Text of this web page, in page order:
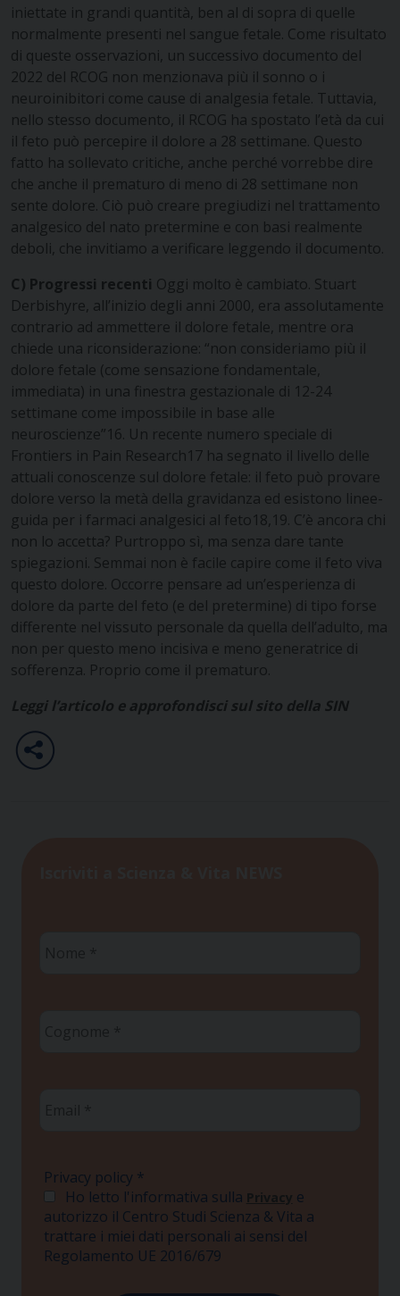
iniettate in grandi quantità, ben al di sopra di quelle
normalmente presenti nel sangue fetale. Come risultato
di queste osservazioni, un successivo documento del
2022 del RCOG non menzionava più il sonno o i
neuroinibitori come cause di analgesia fetale. Tuttavia,
nello stesso documento, il RCOG ha spostato l’età da cui
il feto può percepire il dolore a 28 settimane. Questo
fatto ha sollevato critiche, anche perché vorrebbe dire
che anche il prematuro di meno di 28 settimane non
sente dolore. Ciò può creare pregiudizi nel trattamento
analgesico del nato pretermine e con basi realmente
deboli, che invitiamo a verificare leggendo il documento.
C) Progressi recenti Oggi molto è cambiato. Stuart
Derbishyre, all’inizio degli anni 2000, era assolutamente
contrario ad ammettere il dolore fetale, mentre ora
chiede una riconsiderazione: “non consideriamo più il
dolore fetale (come sensazione fondamentale,
immediata) in una finestra gestazionale di 12-24
settimane come impossibile in base alle
neuroscienze”16. Un recente numero speciale di
Frontiers in Pain Research17 ha segnato il livello delle
attuali conoscenze sul dolore fetale: il feto può provare
dolore verso la metà della gravidanza ed esistono linee-
guida per i farmaci analgesici al feto18,19. C’è ancora chi
non lo accetta? Purtroppo sì, ma senza dare tante
spiegazioni. Semmai non è facile capire come il feto viva
questo dolore. Occorre pensare ad un’esperienza di
dolore da parte del feto (e del pretermine) di tipo forse
differente nel vissuto personale da quella dell’adulto, ma
non per questo meno incisiva e meno generatrice di
sofferenza. Proprio come il prematuro.
Leggi l’articolo e approfondisci sul sito della SIN
Privacy policy *
Ho letto l'informativa sulla Privacy e
autorizzo il Centro Studi Scienza & Vita a
trattare i miei dati personali ai sensi del
Regolamento UE 2016/679